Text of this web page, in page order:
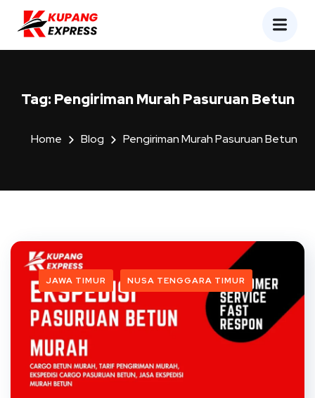
Tag: Pengiriman Murah Pasuruan Betun
Home Blog Pengiriman Murah Pasuruan Betun
JAWA TIMUR NUSA TENGGARA TIMUR